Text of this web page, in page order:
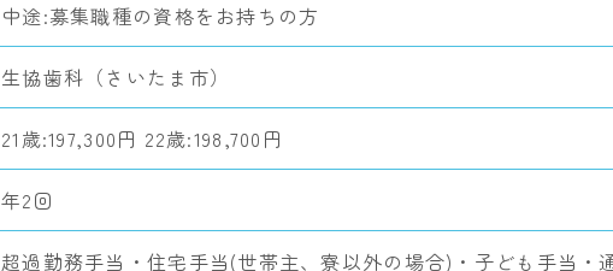
中途:募集職種の資格をお持ちの方
生協歯科（さいたま市）
21歳:197,300円 22歳:198,700円
年2回
超過勤務手当・住宅手当(世帯主、寮以外の場合)・子ども手当・